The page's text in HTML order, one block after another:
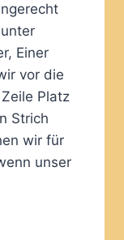
Einer
vor die
Platz
Strich
wir für
unser